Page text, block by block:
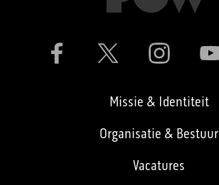
Missie & Identiteit
Organisatie & Bestuur
Vacatures